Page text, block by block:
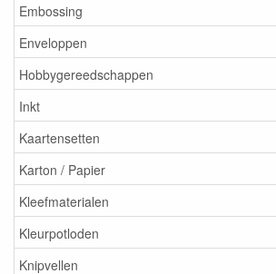
Embossing
Enveloppen
Hobbygereedschappen
Inkt
Kaartensetten
Karton / Papier
Kleefmaterialen
Kleurpotloden
Knipvellen